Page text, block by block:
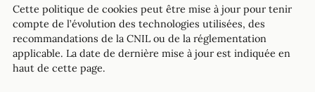
Cette politique de cookies peut être mise à jour pour tenir
compte de l’évolution des technologies utilisées, des
recommandations de la CNIL ou de la réglementation
applicable. La date de dernière mise à jour est indiquée en
haut de cette page.